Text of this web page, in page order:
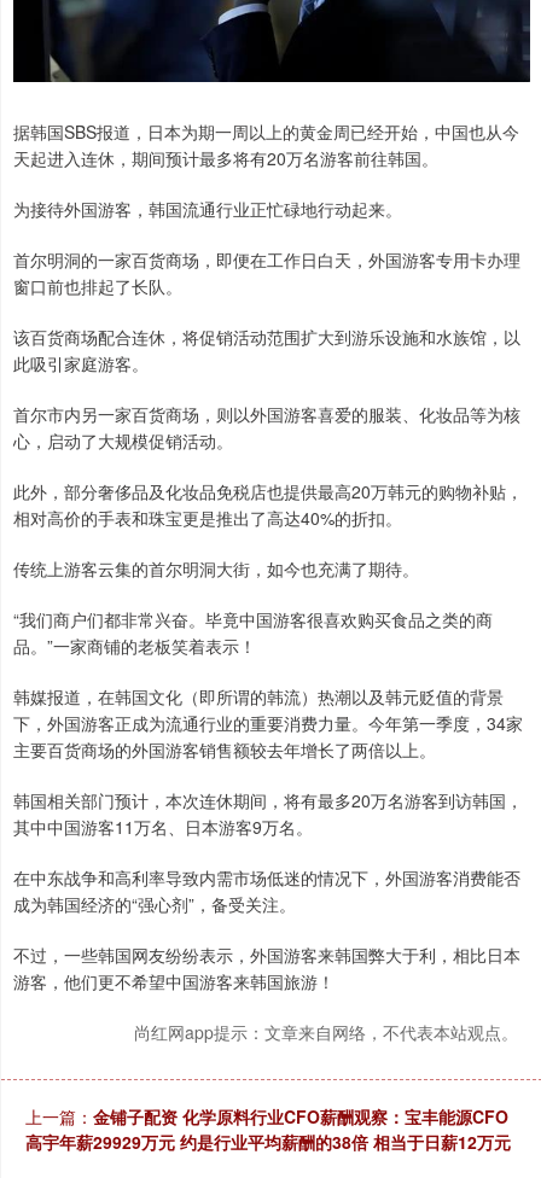
据韩国SBS报道，日本为期一周以上的黄金周已经开始，中国也从今
天起进入连休，期间预计最多将有20万名游客前往韩国。
为接待外国游客，韩国流通行业正忙碌地行动起来。
首尔明洞的一家百货商场，即便在工作日白天，外国游客专用卡办理
窗口前也排起了长队。
该百货商场配合连休，将促销活动范围扩大到游乐设施和水族馆，以
此吸引家庭游客。
首尔市内另一家百货商场，则以外国游客喜爱的服装、化妆品等为核
心，启动了大规模促销活动。
此外，部分奢侈品及化妆品免税店也提供最高20万韩元的购物补贴，
相对高价的手表和珠宝更是推出了高达40%的折扣。
传统上游客云集的首尔明洞大街，如今也充满了期待。
“我们商户们都非常兴奋。毕竟中国游客很喜欢购买食品之类的商
品。”一家商铺的老板笑着表示！
韩媒报道，在韩国文化（即所谓的韩流）热潮以及韩元贬值的背景
下，外国游客正成为流通行业的重要消费力量。今年第一季度，34家
主要百货商场的外国游客销售额较去年增长了两倍以上。
韩国相关部门预计，本次连休期间，将有最多20万名游客到访韩国，
其中中国游客11万名、日本游客9万名。
在中东战争和高利率导致内需市场低迷的情况下，外国游客消费能否
成为韩国经济的“强心剂”，备受关注。
不过，一些韩国网友纷纷表示，外国游客来韩国弊大于利，相比日本
游客，他们更不希望中国游客来韩国旅游！
尚红网app提示：文章来自网络，不代表本站观点。
上一篇： 金铺子配资 化学原料行业CFO薪酬观察：宝丰能源CFO
高宇年薪29929万元 约是行业平均薪酬的38倍 相当于日薪12万元